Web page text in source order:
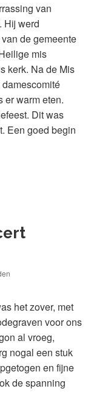
van
Hij werd
de gemeente
mis
kerk. Na de Mis
er warm eten.
Dit was
Een goed begin
het zover, met
voor ons
al vroeg,
nogal een stuk
en fijne
de spanning